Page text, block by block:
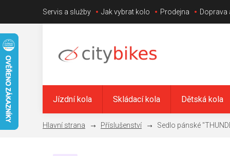
obsah
Servis a služby Jak vybrat kolo Prodejna Doprava
Jízdní kola Skládací kola Dětská kola
Příslušenství Sedlo pánské